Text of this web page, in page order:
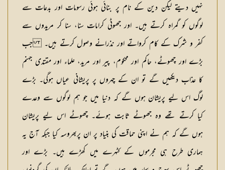
نہیں دیتے لیکن دین کے نام پر بنائی ہوئی رسومات اور بدعات سے
لوگوں کو گمراہ کرتے ہیں۔ اور جھوٹی کرامات سنا، سنا کر مریدوں سے
کفر و شرک کے کام کرواتے اور نذرانے وصول کرتے ہیں۔ جب
بڑے اور چھوٹے، حاکم اور محکوم، پیر اور مرید، علماء اور مقتدی جہنم
کا عذاب دیکھیں گے تو ان کے چہروں پر پریشانی عیاں ہوگی۔ بڑے
لوگ اس لیے پریشان ہوں گے کہ دنیا میں جو ہم لوگوں سے وعدے
کیا کرتے تھے وہ جھوٹے ثابت ہوئے۔ چھوٹے اس لیے پریشان
ہوں گے کہ ہم نے اپنی حماقت کی بنیاد پر ان پربھروسہ کیا جبکہ آج یہ
ہماری طرح ہی مجرموں کے کٹہرے میں کھڑے ہیں۔ بڑے اور